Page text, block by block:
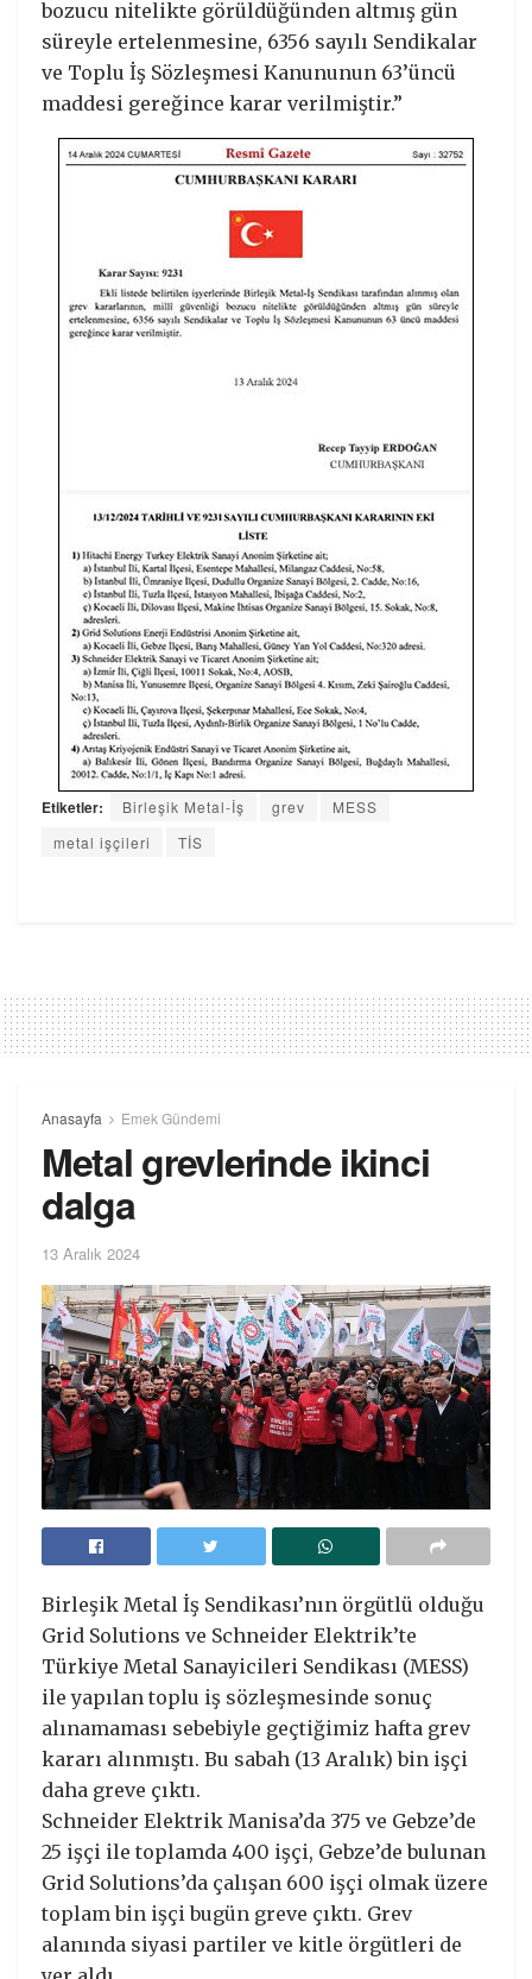
bozucu nitelikte görüldüğünden altmış gün
süreyle ertelenmesine, 6356 sayılı Sendikalar
ve Toplu İş Sözleşmesi Kanununun 63’üncü
maddesi gereğince karar verilmiştir.”
Etiketler: Birleşik Metal-İş grev
MESS
metal işçileri
TİS
Anasayfa Emek Gündemi
Metal grevlerinde ikinci
dalga
13 Aralık 2024
Birleşik Metal İş Sendikası’nın örgütlü olduğu
Grid Solutions ve Schneider Elektrik’te
Türkiye Metal Sanayicileri Sendikası (MESS)
ile yapılan toplu iş sözleşmesinde sonuç
alınamaması sebebiyle geçtiğimiz hafta grev
kararı alınmıştı. Bu sabah (13 Aralık) bin işçi
daha greve çıktı.
Schneider Elektrik Manisa’da 375 ve Gebze’de
25 işçi ile toplamda 400 işçi, Gebze’de bulunan
Grid Solutions’da çalışan 600 işçi olmak üzere
toplam bin işçi bugün greve çıktı. Grev
alanında siyasi partiler ve kitle örgütleri de